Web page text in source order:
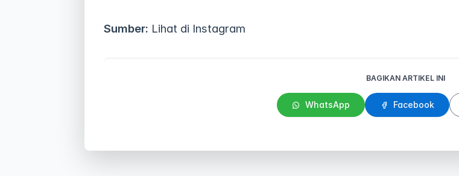
Sumber: Lihat di Instagram
BAGIKAN ARTIKEL INI
WhatsApp Facebook